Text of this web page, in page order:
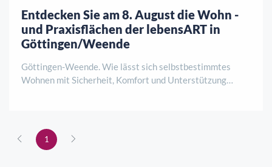
Entdecken Sie am 8. August die Wohn -
und Praxisflächen der lebensART in
Göttingen/Weende
Göttingen-Weende. Wie lässt sich selbstbestimmtes
Wohnen mit Sicherheit, Komfort und Unterstützung
HoKo und de ..
1